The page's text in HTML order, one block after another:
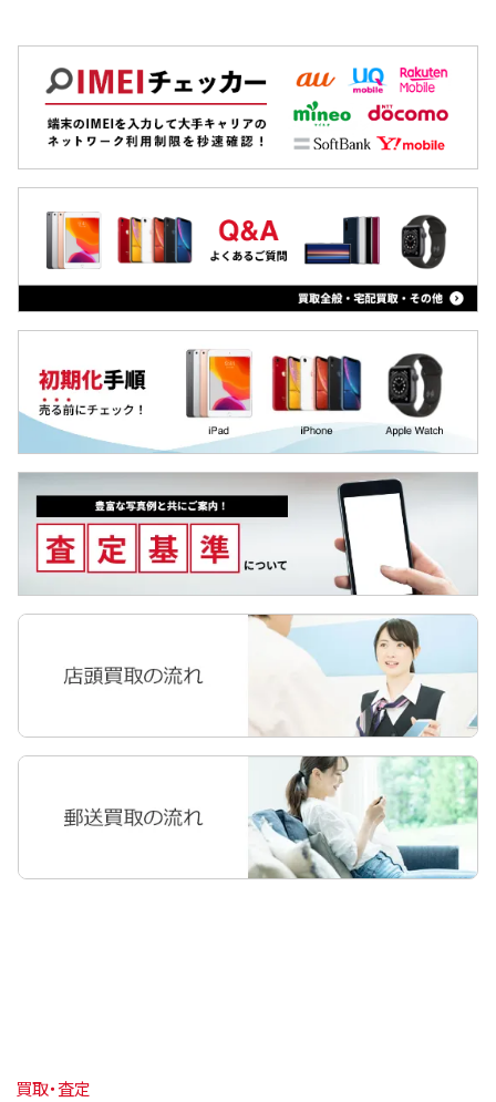
Xiaomi
MacBook
iPad
Arrowsタブ
Qua tab
dtab
MediaPad
LAVIE Tab
YOGA Tab
Surface
Galaxyタブ
Pixel Tab
買取・査定